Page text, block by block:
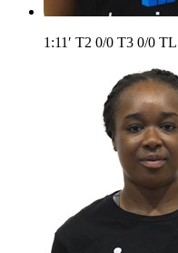
1:11′ T2 0/0 T3 0/0 TL